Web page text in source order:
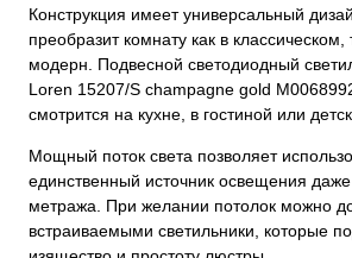
Конструкция имеет универсальный
преобразит комнату как в классическом,
модерн. Подвесной светодиодный
Loren 15207/S champagne gold
смотрится на кухне, в гостиной или
Мощный поток света позволяет
единственный источник освещения
метража. При желании потолок можно
встраиваемыми светильники, которые